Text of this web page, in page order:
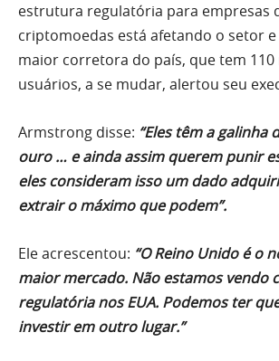
estrutura regulatória para empresas
criptomoedas está afetando o setor
maior corretora do país, que tem 110
usuários, a se mudar, alertou seu
Armstrong disse: “Eles têm a galinha
ouro … e ainda assim querem punir
eles consideram isso um dado
extrair o máximo que podem”.
Ele acrescentou: “O Reino Unido é o
maior mercado. Não estamos vendo
regulatória nos EUA. Podemos ter
investir em outro lugar.”